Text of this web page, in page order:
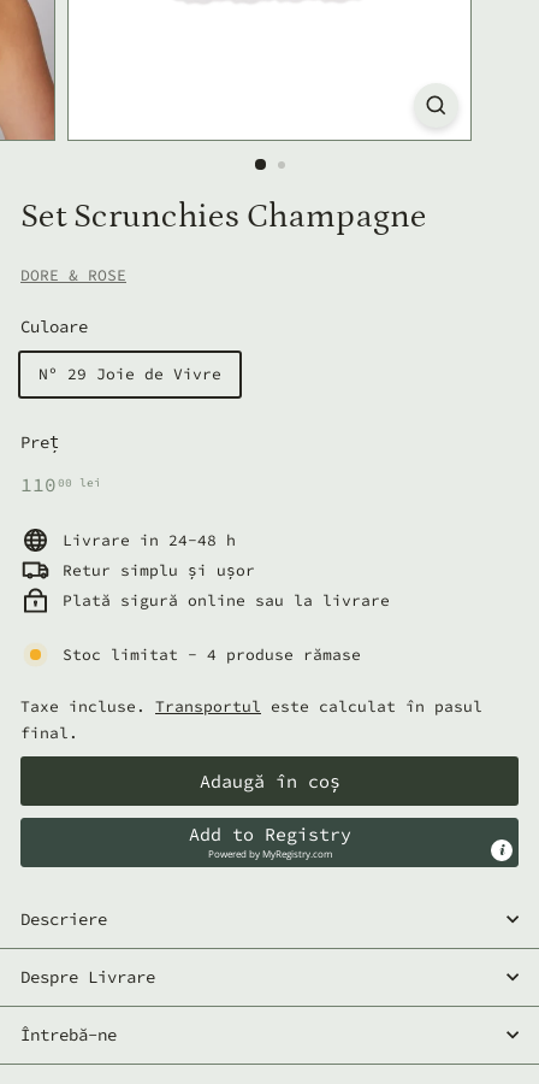
Set Scrunchies Champagne
DORE & ROSE
Culoare
Nº 29 Joie de Vivre
Preț
Preț
11000 lei
Livrare in 24-48 h
Retur simplu și ușor
Plată sigură online sau la livrare
Stoc limitat - 4 produse rămase
Taxe incluse. Transportul este calculat în pasul
final.
Adaugă în coș
Add to Registry
Powered byMyRegistry.com
Descriere
Despre Livrare
Întrebă-ne